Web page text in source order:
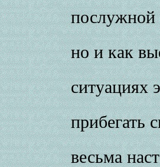
послужной
но и как
ситуациях
прибегать
весьма